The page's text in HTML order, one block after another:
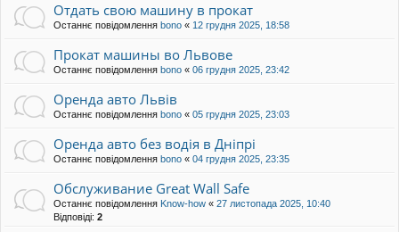
Отдать свою машину в прокат
Останнє повідомлення bono « 12 грудня 2025, 18:58
Прокат машины во Львове
Останнє повідомлення bono « 06 грудня 2025, 23:42
Оренда авто Львів
Останнє повідомлення bono « 05 грудня 2025, 23:03
Оренда авто без водія в Дніпрі
Останнє повідомлення bono « 04 грудня 2025, 23:35
Обслуживание Great Wall Safe
Останнє повідомлення Know-how « 27 листопада 2025, 10:40
Відповіді: 2